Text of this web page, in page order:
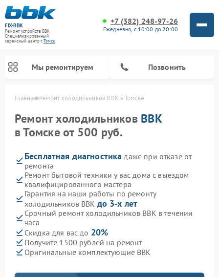
FIX-BBK
Ремонт устройств BBK
Специализированный
cервисный центр г.Томск
+7 (382) 248-97-26
Ежедневно, с 10:00 до 20:00
Мы ремонтируем Позвонить
Главная Ремонт холодильников BBK в Томске
Ремонт холодильников BBK
в Томске от 500 руб.
Бесплатная диагностика даже при отказе от
ремонта
Ремонт бытовой техники у вас дома с выездом
квалифицированного мастера
Гарантия на наши работы по ремонту
холодильников BBK до 3-х лет
Срочный ремонт холодильников BBK в течении
часа
Скидка для вас до 20%
Получите 1500 рублей на ремонт
Оригинальные комплектующие BBK